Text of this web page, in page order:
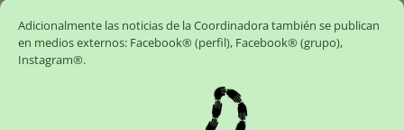
Adicionalmente las noticias de la Coordinadora también se publican
en medios externos: Facebook® (perfil), Facebook® (grupo),
Instagram®.